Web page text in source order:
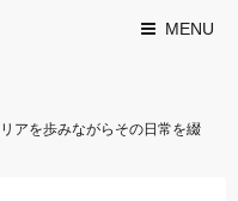
MENU
アを歩みながらその日常を綴